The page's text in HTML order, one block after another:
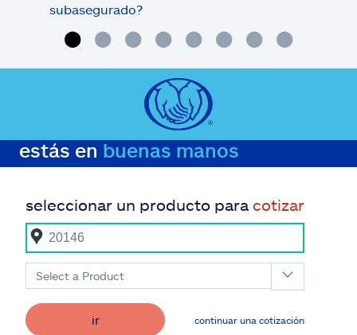
subasegurado?
estás en buenas manos
seleccionar un producto para cotizar
Select a Product
ir continuar una cotización